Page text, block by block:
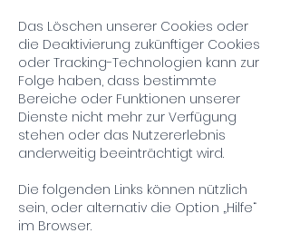
Das Löschen unserer Cookies oder
die Deaktivierung zukünftiger Cookies
oder Tracking-Technologien kann zur
Folge haben, dass bestimmte
Bereiche oder Funktionen unserer
Dienste nicht mehr zur Verfügung
stehen oder das Nutzererlebnis
anderweitig beeinträchtigt wird.
Die folgenden Links können nützlich
sein, oder alternativ die Option „Hilfe“
im Browser.